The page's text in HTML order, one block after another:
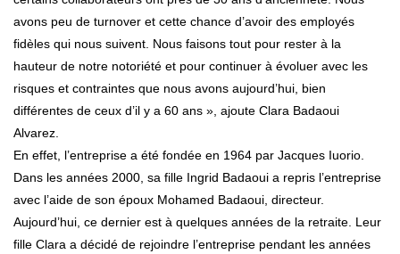
avons peu de turnover et cette chance d’avoir des employés
fidèles qui nous suivent. Nous faisons tout pour rester à la
hauteur de notre notoriété et pour continuer à évoluer avec les
risques et contraintes que nous avons aujourd’hui, bien
différentes de ceux d’il y a 60 ans », ajoute Clara Badaoui
Alvarez.
En effet, l’entreprise a été fondée en 1964 par Jacques Iuorio.
Dans les années 2000, sa fille Ingrid Badaoui a repris l’entreprise
avec l’aide de son époux Mohamed Badaoui, directeur.
Aujourd’hui, ce dernier est à quelques années de la retraite. Leur
fille Clara a décidé de rejoindre l’entreprise pendant les années